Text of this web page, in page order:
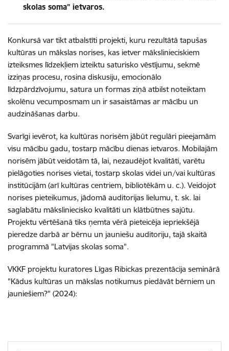
skolas soma" ietvaros.
Konkursā var tikt atbalstīti projekti, kuru rezultātā tapušas
kultūras un mākslas norises, kas ietver mākslinieciskiem
izteiksmes līdzekļiem izteiktu saturisko vēstījumu, sekmē
izziņas procesu, rosina diskusiju, emocionālo
līdzpārdzīvojumu, satura un formas ziņā atbilst noteiktam
skolēnu vecumposmam un ir sasaistāmas ar mācību un
audzināšanas darbu.
Svarīgi ievērot, ka kultūras norisēm jābūt regulāri pieejamām
visu mācību gadu, tostarp mācību dienas ietvaros. Mobilajām
norisēm jābūt veidotām tā, lai, nezaudējot kvalitāti, varētu
pielāgoties norises vietai, tostarp skolas videi un/vai kultūras
institūcijām (arī kultūras centriem, bibliotēkām u. c.). Veidojot
norises pieteikumus, jādomā auditorijas lielumu, t. sk. lai
saglabātu māksliniecisko kvalitāti un klātbūtnes sajūtu.
Projektu vērtēšanā tiks ņemta vērā pieteicēja iepriekšējā
pieredze darbā ar bērnu un jauniešu auditoriju, tajā skaitā
programmā "Latvijas skolas soma".
VKKF projektu kuratores Līgas Ribickas prezentācija seminārā
"Kādus kultūras un mākslas notikumus piedāvāt bērniem un
jauniešiem?" (2024):